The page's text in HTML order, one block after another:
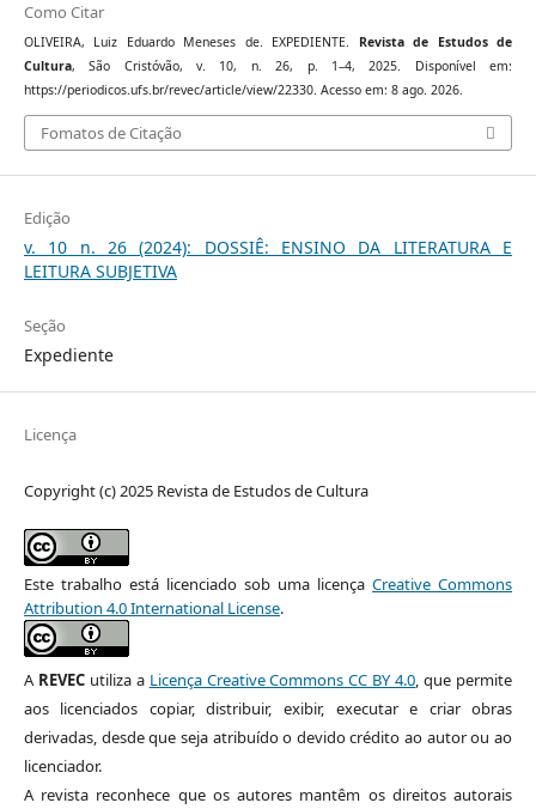
Como Citar
OLIVEIRA, Luiz Eduardo Meneses de. EXPEDIENTE. Revista de Estudos de
Cultura, São Cristóvão, v. 10, n. 26, p. 1–4, 2025. Disponível em:
https://periodicos.ufs.br/revec/article/view/22330. Acesso em: 8 ago. 2026.
Fomatos de Citação
Edição
v. 10 n. 26 (2024): DOSSIÊ: ENSINO DA LITERATURA E
LEITURA SUBJETIVA
Seção
Expediente
Licença
Copyright (c) 2025 Revista de Estudos de Cultura
Este trabalho está licenciado sob uma licençaCreative Commons
Attribution 4.0 International License.
A REVECutiliza a Licença Creative Commons CC BY 4.0, que permite
aos licenciados copiar, distribuir, exibir, executar e criar obras
derivadas, desde que seja atribuído o devido crédito ao autor ou ao
licenciador.
A revista reconhece que os autores mantêm os direitos autorais